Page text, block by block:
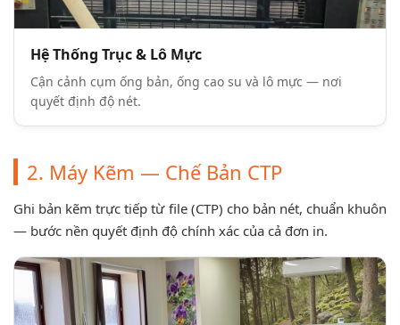
Hệ Thống Trục & Lô Mực
Cận cảnh cụm ống bản, ống cao su và lô mực — nơi
quyết định độ nét.
2. Máy Kẽm — Chế Bản CTP
Ghi bản kẽm trực tiếp từ file (CTP) cho bản nét, chuẩn khuôn
— bước nền quyết định độ chính xác của cả đơn in.